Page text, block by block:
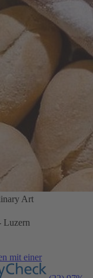
Art
Luzern
mit einer